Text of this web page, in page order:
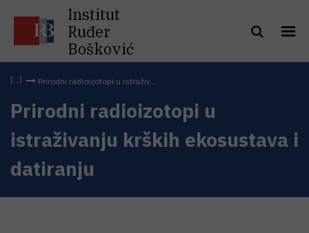
Institut
Ruđer
Bošković
Prirodni radioizotopi u istraživ...
Prirodni radioizotopi u
istraživanju krških ekosustava i
datiranju